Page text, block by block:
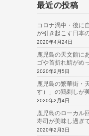
最近の投稿
コロナ渦中・後に
が引き起こす日本
2020年4月24日
鹿児島の天文館に
ゴや首折れ鯖がめ
2020年2月5日
鹿児島の繁華街・
す）」の鶏刺しが
2020年2月4日
鹿児島のローカル
寿司が美味し過ぎ
2020年2月3日